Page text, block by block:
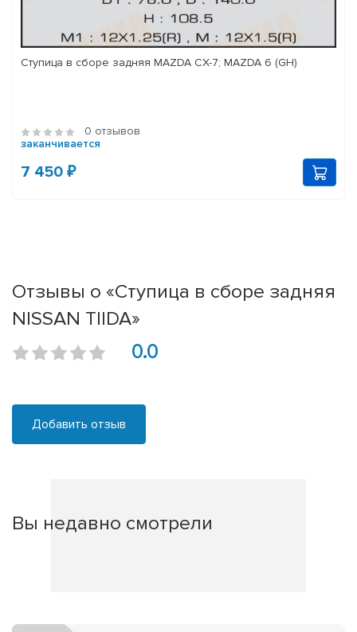
Ступица в сборе задняя MAZDA CX-7; MAZDA 6 (GH)
0 отзывов
заканчивается
7 450 ₽
Отзывы о «Ступица в сборе задняя
NISSAN TIIDA»
0.0
Добавить отзыв
Вы недавно смотрели